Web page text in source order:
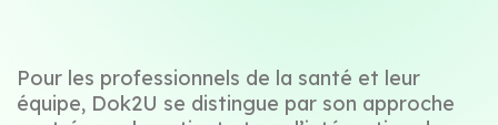
Pour les professionnels de la santé et leur
équipe, Dok2U se distingue par son approche